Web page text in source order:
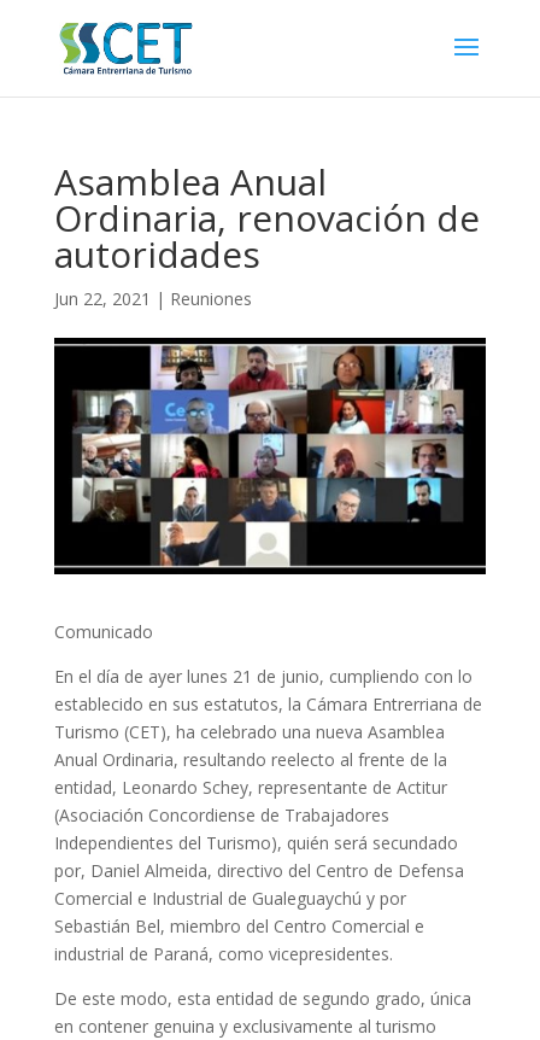
Asamblea Anual
Ordinaria, renovación de
autoridades
Jun 22, 2021 | Reuniones
Comunicado
En el día de ayer lunes 21 de junio, cumpliendo con lo
establecido en sus estatutos, la Cámara Entrerriana de
Turismo (CET), ha celebrado una nueva Asamblea
Anual Ordinaria, resultando reelecto al frente de la
entidad, Leonardo Schey, representante de Actitur
(Asociación Concordiense de Trabajadores
Independientes del Turismo), quién será secundado
por, Daniel Almeida, directivo del Centro de Defensa
Comercial e Industrial de Gualeguaychú y por
Sebastián Bel, miembro del Centro Comercial e
industrial de Paraná, como vicepresidentes.
De este modo, esta entidad de segundo grado, única
en contener genuina y exclusivamente al turismo